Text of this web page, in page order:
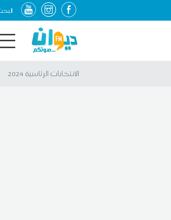
الانتخابات الرئاسية 2024